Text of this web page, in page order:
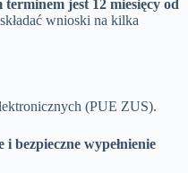
jest 12 miesięcy od
wnioski na kilka
(PUE ZUS).
bezpieczne wypełnienie